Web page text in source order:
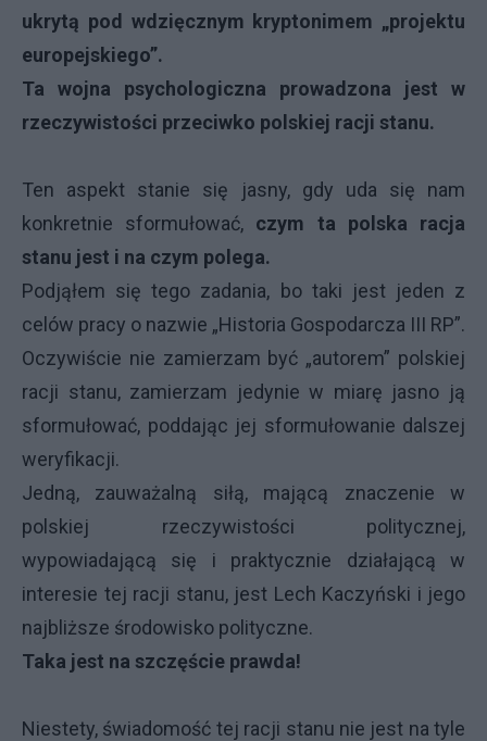
ukrytą pod wdzięcznym kryptonimem „projektu
europejskiego”.
Ta wojna psychologiczna prowadzona jest w
rzeczywistości przeciwko polskiej racji stanu.
Ten aspekt stanie się jasny, gdy uda się nam
konkretnie sformułować, czym ta polska racja
stanu jest i na czym polega.
Podjąłem się tego zadania, bo taki jest jeden z
celów pracy o nazwie „Historia Gospodarcza III RP”.
Oczywiście nie zamierzam być „autorem” polskiej
racji stanu, zamierzam jedynie w miarę jasno ją
sformułować, poddając jej sformułowanie dalszej
weryfikacji.
Jedną, zauważalną siłą, mającą znaczenie w
polskiej rzeczywistości politycznej,
wypowiadającą się i praktycznie działającą w
interesie tej racji stanu, jest Lech Kaczyński i jego
najbliższe środowisko polityczne.
Taka jest na szczęście prawda!
Niestety, świadomość tej racji stanu nie jest na tyle